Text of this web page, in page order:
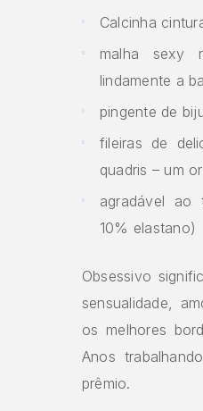
Calcinha
malha sexy
lindamente a
pingente de
fileiras de
quadris – um
agradável ao
10% elastano)
Obsessivo
sensualidade,
os melhores
Anos
prêmio.